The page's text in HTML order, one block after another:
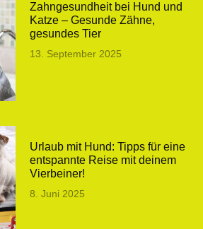
Zahngesundheit bei Hund und
Katze – Gesunde Zähne,
gesundes Tier
13. September 2025
Urlaub mit Hund: Tipps für eine
entspannte Reise mit deinem
Vierbeiner!
8. Juni 2025